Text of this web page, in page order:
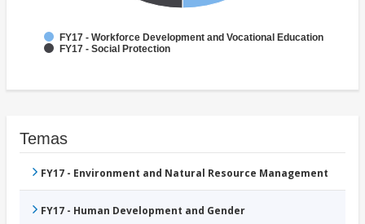
FY17 - Workforce Development and Vocational Education
FY17 - Social Protection
Temas
FY17 - Environment and Natural Resource Management
FY17 - Human Development and Gender